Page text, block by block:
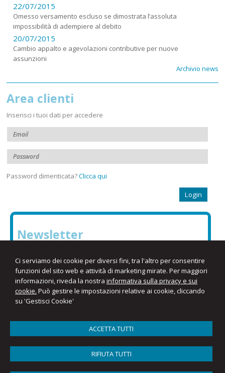
Ci serviamo dei cookie per diversi fini, tra l'altro per consentire
funzioni del sito web e attività di marketing mirate. Per maggiori
informazioni, riveda la nostra informativa sulla privacy e sui
cookie. Può gestire le impostazioni relative ai cookie, cliccando
su 'Gestisci Cookie'
ACCETTA TUTTI
RIFIUTA TUTTI
22/07/2015
Omesso versamento escluso se dimostrata l’assoluta
impossibilità di adempiere al debito
20/07/2015
Cambio appalto e agevolazioni contributive per nuove
assunzioni
Archivio news
Area clienti
Inserisci i tuoi dati per accedere
Password dimenticata?Clicca qui
Newsletter
newsletter
Studio D'Oca - Consulenti del Lavoro Associati
Via Brigata Liguria 1/19 -Genova16121,GE